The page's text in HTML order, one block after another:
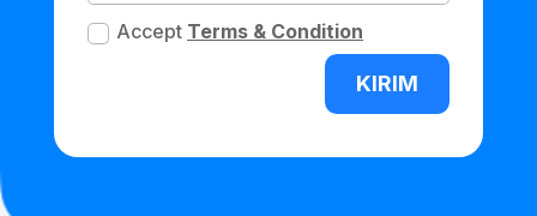
Accept Terms & Condition
KIRIM